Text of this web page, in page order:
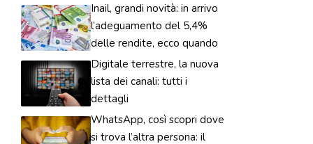
Inail, grandi novità: in arrivo
l’adeguamento del 5,4%
delle rendite, ecco quando
Digitale terrestre, la nuova
lista dei canali: tutti i
dettagli
WhatsApp, così scopri dove
si trova l’altra persona: il